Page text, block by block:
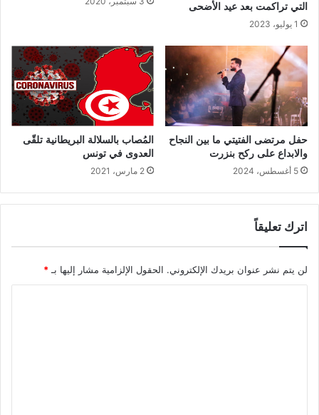
التي تراكمت بعد عيد الأضحى
1 يوليو، 2023
حفل مرتضى الفتيتي ما بين النجاح
والابداع على ركح بنزرت
5 أغسطس، 2024
المُصاب بالسلالة البريطانية تلقّى
العدوى في تونس
2 مارس، 2021
اترك تعليقاً
لن يتم نشر عنوان بريدك الإلكتروني. الحقول الإلزامية مشار إليها بـ *